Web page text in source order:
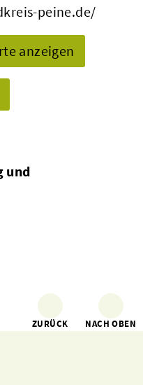
peine.de/
anzeigen
und
ZURÜCK NACH OBEN